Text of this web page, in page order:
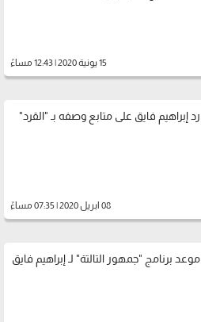
15 يونية 2020 | 12:43 مساءً
رد إبراهيم فايق على متابع وصفه بـ "القرد"
08 ابريل 2020 | 07:35 مساءً
موعد برنامج "جمهور التالتة" لـ إبراهيم فايق